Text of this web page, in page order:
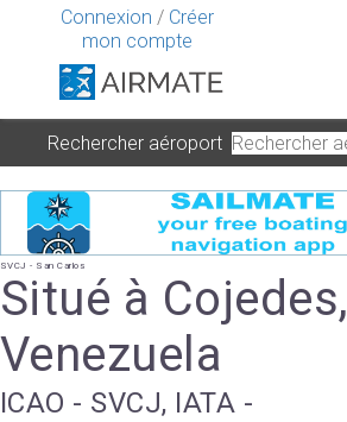
Connexion / Créer
mon compte
Rechercher aéroport
SVCJ - San Carlos
Situé à Cojedes,
Venezuela
ICAO - SVCJ, IATA -